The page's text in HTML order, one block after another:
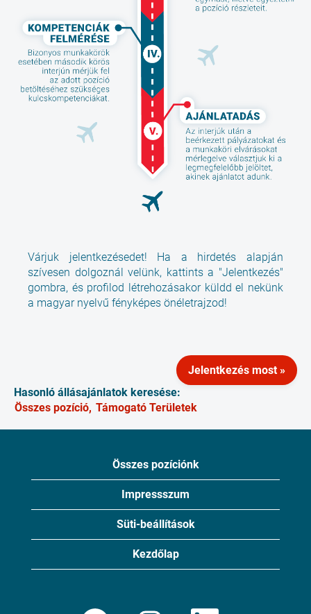
Várjuk jelentkezésedet! Ha a hirdetés alapján
szívesen dolgoznál velünk, kattints a "Jelentkezés"
gombra, és profilod létrehozásakor küldd el nekünk
a magyar nyelvű fényképes önéletrajzod!
Jelentkezés most »
Hasonló állásajánlatok keresése:
Összes pozíció, Támogató Területek
Összes pozíciónk
Impressszum
Süti-beállítások
Kezdőlap
Ú Ú